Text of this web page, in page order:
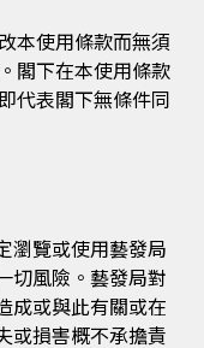
本使用條款而無須
閣下在本使用條款
代表閣下無條件同
瀏覽或使用藝發局
切風險。藝發局對
成或與此有關或在
或損害概不承擔責